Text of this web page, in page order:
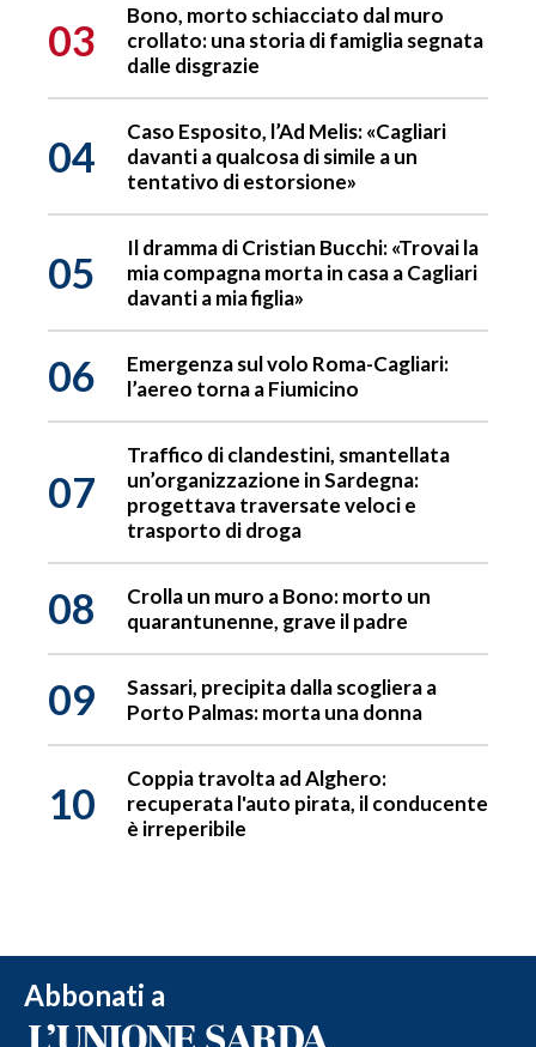
03
Bono, morto schiacciato dal muro
crollato: una storia di famiglia segnata
dalle disgrazie
04
Caso Esposito, l’Ad Melis: «Cagliari
davanti a qualcosa di simile a un
tentativo di estorsione»
05
Il dramma di Cristian Bucchi: «Trovai la
mia compagna morta in casa a Cagliari
davanti a mia figlia»
06
Emergenza sul volo Roma-Cagliari:
l’aereo torna a Fiumicino
07
Traffico di clandestini, smantellata
un’organizzazione in Sardegna:
progettava traversate veloci e
trasporto di droga
08
Crolla un muro a Bono: morto un
quarantunenne, grave il padre
09
Sassari, precipita dalla scogliera a
Porto Palmas: morta una donna
10
Coppia travolta ad Alghero:
recuperata l'auto pirata, il conducente
è irreperibile
Abbonati a